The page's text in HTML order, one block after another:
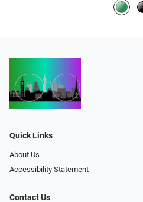
Quick Links
About Us
Accessibility Statement
Contact Us